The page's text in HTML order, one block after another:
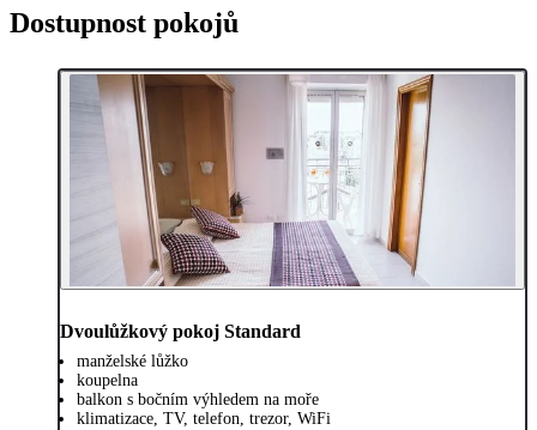
Dostupnost pokojů
Dvoulůžkový pokoj Standard
manželské lůžko
koupelna
balkon s bočním výhledem na moře
klimatizace, TV, telefon, trezor, WiFi